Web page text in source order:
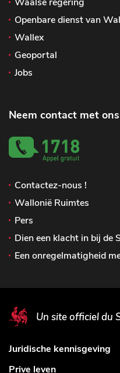
Openbare dienst van
Wallex
Geoportal
Jobs
Neem contact met
Contactez-nous !
Wallonië Ruimtes
Pers
Dien een klacht in bij de
Een onregelmatigheid
Un site officiel du
Juridische kennisgeving
Prive leven